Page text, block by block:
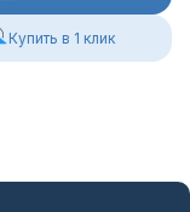
Купить в 1 клик